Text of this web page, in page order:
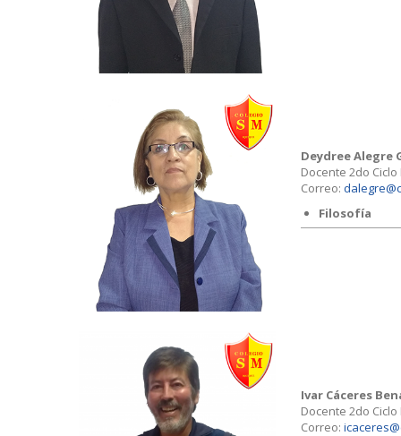
Deydree Alegre
Docente 2do
Correo:
Filosofía
Ivar Cáceres
Docente 2do
Correo: